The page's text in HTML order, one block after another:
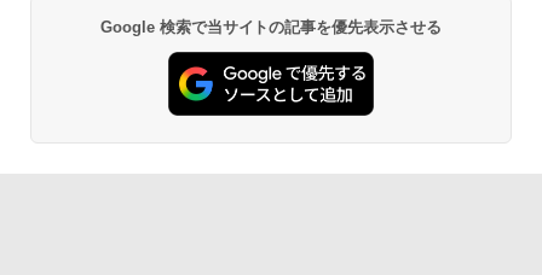
Google 検索で当サイトの記事を優先表示させる